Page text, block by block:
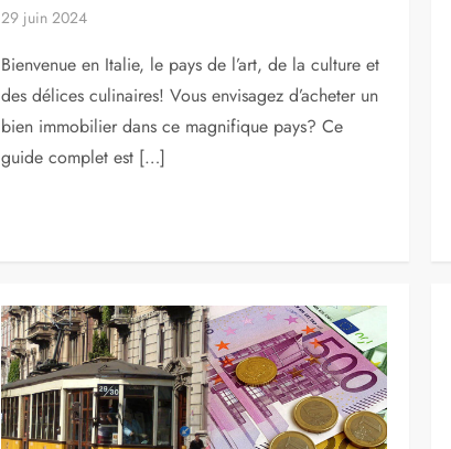
29 juin 2024
Bienvenue en Italie, le pays de l’art, de la culture et
des délices culinaires! Vous envisagez d’acheter un
bien immobilier dans ce magnifique pays? Ce
guide complet est […]